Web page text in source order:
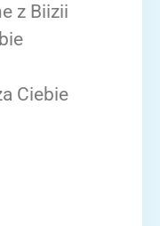
z Biizii
Ciebie